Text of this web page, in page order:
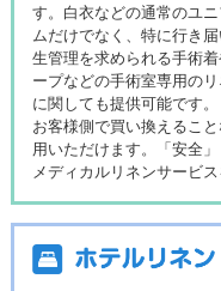
す。白衣などの通常のユ
ムだけでなく、特に行き
生管理を求められる手術
ープなどの手術室専用の
に関しても提供可能です。
お客様側で買い換えるこ
用いただけます。「安全
メディカルリネンサービス